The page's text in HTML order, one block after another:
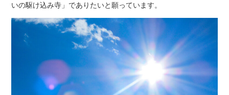
いの駆け込み寺」でありたいと願っています。